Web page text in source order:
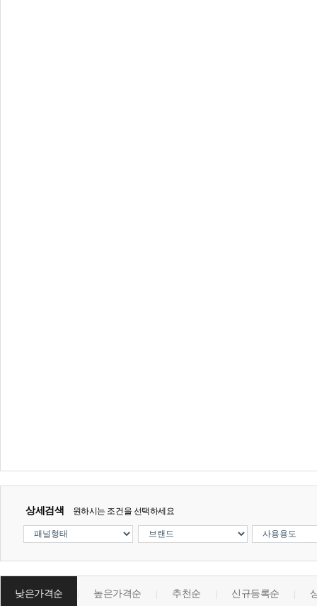
상세검색 원하시는 조건을 선택하세요
낮은가격순 높은가격순 추천순 신규등록순